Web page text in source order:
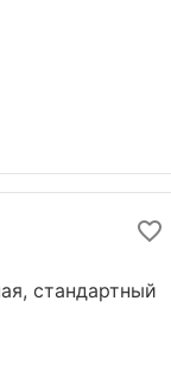
стандартный